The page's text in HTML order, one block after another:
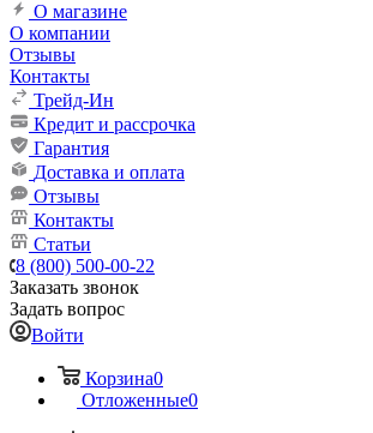
О магазине
О компании
Отзывы
Контакты
Трейд-Ин
Кредит и рассрочка
Гарантия
Доставка и оплата
Отзывы
Контакты
Статьи
8 (800) 500-00-22
Заказать звонок
Задать вопрос
Войти
Корзина0
Отложенные0